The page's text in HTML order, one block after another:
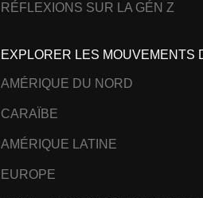
RÉFLEXIONS SUR LA GÉN Z
EXPLORER LES MOUVEMENTS
AMÉRIQUE DU NORD
CARAÏBE
AMÉRIQUE LATINE
EUROPE